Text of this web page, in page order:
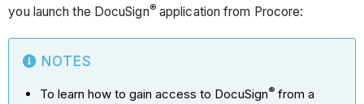
you launch the DocuSign®application from Procore:
NOTES
To learn how to gain access to DocuSign®from a